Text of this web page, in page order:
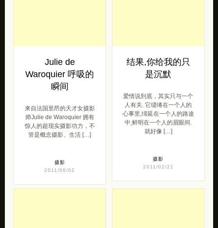
Julie de
Waroquier 呼吸的
瞬间
来自法国里昂的天才女摄影
师Julie de Waroquier 拥有
惊人的超现实摄影功力，不
管是概念摄影、生活 […]
摄影
2011/06/02
结果,你给我的只
是沉默
爱情说到底，其实只与一个
人有关. 它缱绻在一个人的
心事里,绵延在一个人的路途
中,鲜明在一个人的眉眼间.
就好像 […]
摄影
2011/02/21